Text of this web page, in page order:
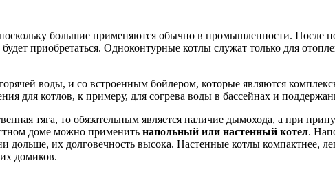
большие применяются обычно в промышленности. После
приобретаться. Одноконтурные котлы служат только для
воды, и со встроенным бойлером, которые являются
для котлов, к примеру, для согрева воды в бассейнах и
тяга, то обязательным является наличие дымохода, а при
доме можно применить напольный или настенный котел.
их долговечность высока. Настенные котлы компактнее,
домиков.